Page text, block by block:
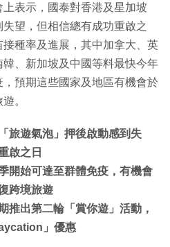
表示，國泰對香港及星加坡
失望，但相信總有成功重啟之
種率及進展，其中加拿大、英
、新加坡及中國等料最快今年
預期這些國家及地區有機會於
。
旅遊氣泡」押後啟動感到失
啟之日
開始可達至群體免疫，有機會
跨境旅遊
推出第二輪「賞你遊」活動，
」優惠